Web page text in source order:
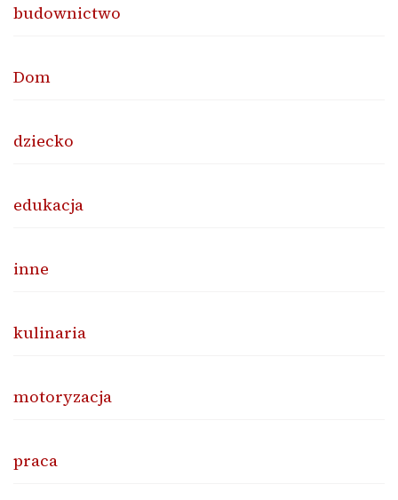
budownictwo
Dom
dziecko
edukacja
inne
kulinaria
motoryzacja
praca